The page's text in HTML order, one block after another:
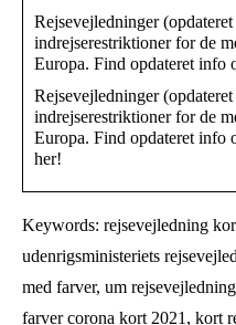
Rejsevejledninger
indrejserestriktioner for de
Europa. Find opdateret
Rejsevejledninger
indrejserestriktioner for de
Europa. Find opdateret info
her!
Keywords: rejsevejledning
udenrigsministeriets
med farver, um
farver corona kort 2021, kort